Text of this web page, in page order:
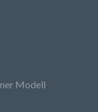
Modell